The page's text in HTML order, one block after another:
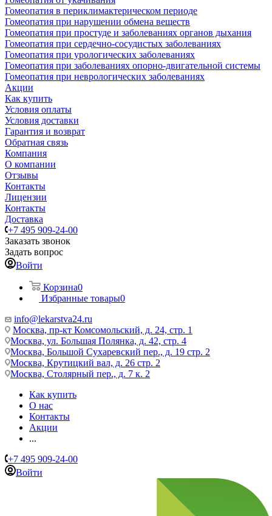
Гомеопатия в периклимактерическом периоде
Гомеопатия при нарушении обмена веществ
Гомеопатия при простуде и заболеваниях органов дыхания
Гомеопатия при сердечно-сосудистых заболеваниях
Гомеопатия при урологических заболеваниях
Гомеопатия при заболеваниях опорно-двигательной системы
Гомеопатия при неврологических заболеваниях
Акции
Как купить
Условия оплаты
Условия доставки
Гарантия и возврат
Обратная связь
Компания
О компании
Отзывы
Контакты
Лицензии
Контакты
Доставка
+7 495 909-24-00
Заказать звонок
Задать вопрос
Войти
Корзина0
Избранные товары0
info@lekarstva24.ru
Москва, пр-кт Комсомольский, д. 24, стр. 1
Москва, ул. Большая Полянка, д. 42, стр. 4
Москва, Большой Сухаревский пер., д. 19 стр. 2
Москва, Крутицкий вал, д. 26 стр. 2
Москва, Столярный пер., д. 7 к. 2
Как купить
О нас
Контакты
Акции
...
+7 495 909-24-00
Войти